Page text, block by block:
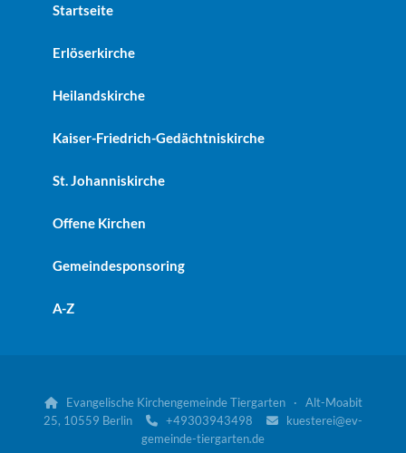
Startseite
Erlöserkirche
Heilandskirche
Kaiser-Friedrich-Gedächtniskirche
St. Johanniskirche
Offene Kirchen
Gemeindesponsoring
A-Z
Evangelische Kirchengemeinde Tiergarten · Alt-Moabit
25, 10559 Berlin
 +49303943498 
kuesterei@ev-
gemeinde-tiergarten.de